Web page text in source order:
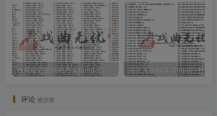
收藏版郭德纲相声专辑mp3打包戏曲下载
评论 抢沙发